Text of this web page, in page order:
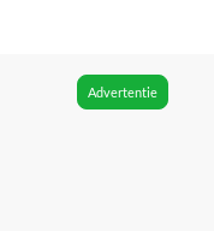
Advertentie